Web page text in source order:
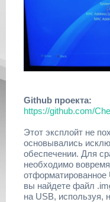
Github проекта:
https://github.com/
Этот эксплойт не
основывались
обеспечении. Для
необходимо
отформатированное
вы найдете файл
на USB, используя,